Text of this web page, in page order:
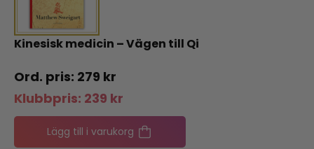
Kinesisk medicin – Vägen till Qi
279 kr
Klubbpris: 239 kr
Lägg till i varukorg